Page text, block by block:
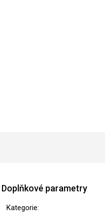
Doplňkové parametry
Kategorie: